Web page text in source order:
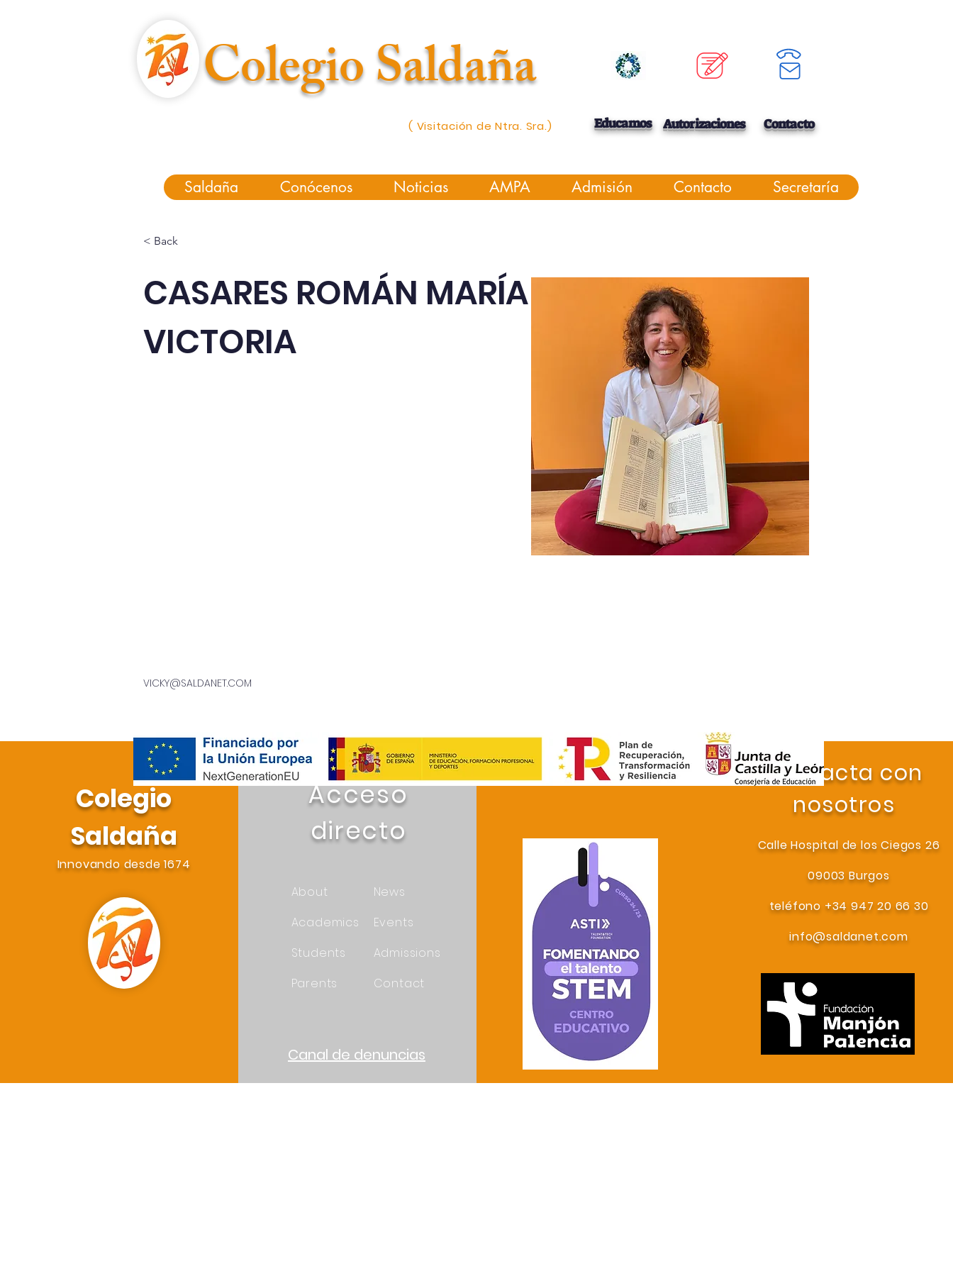
Colegio Saldaña
( Visitación de Ntra. Sra.) Educamos Autorizaciones Contacto
Saldaña Conócenos Noticias AMPA Admisión Contacto Secretaría
< Back
CASARES ROMÁN MARÍA
VICTORIA
VICKY@SALDANET.COM
Colegio
Saldaña
Innovando desde 1674
Acceso
directo
About
Academics
Students
Parents
News
Events
Admissions
Contact
Contacta con
nosotros
Calle Hospital de los Ciegos 26
09003 Burgos
teléfono +34 947 20 66 30
info@saldanet.com
Canal de denuncias